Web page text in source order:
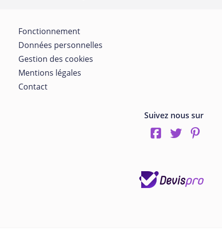
Fonctionnement
Données personnelles
Gestion des cookies
Mentions légales
Contact
Suivez nous sur